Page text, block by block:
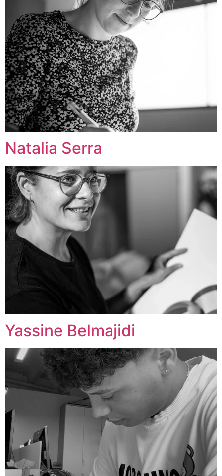
Natalia Serra
Yassine Belmajidi